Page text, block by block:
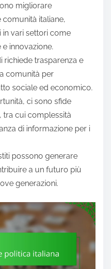
migliorare
italiane,
vari settori come
innovazione.
richiede trasparenza e
comunità per
sociale ed economico.
ci sono sfide
tra cui complessità
di informazione per i
possono generare
a un futuro più
generazioni.